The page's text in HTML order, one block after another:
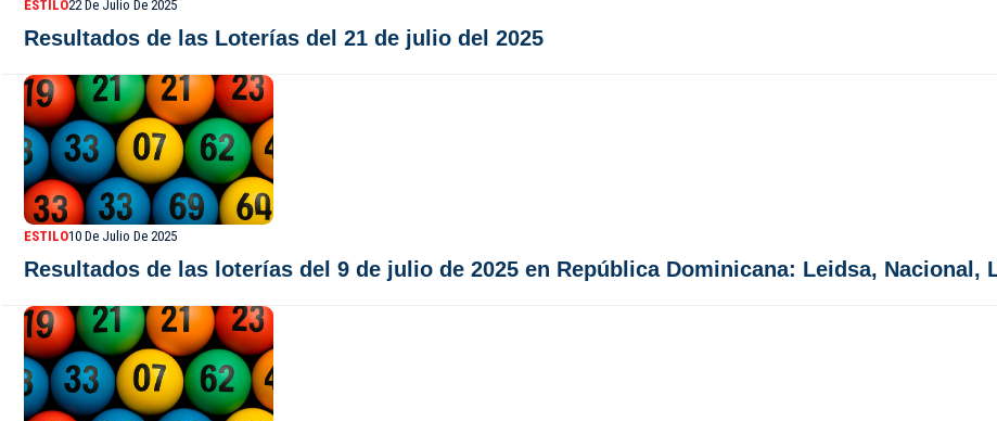
ESTILO22 De Julio De 2025
Resultados de las Loterías del 21 de julio del 2025
ESTILO10 De Julio De 2025
Resultados de las loterías del 9 de julio de 2025 en República Dominicana: Leidsa, Nacional,